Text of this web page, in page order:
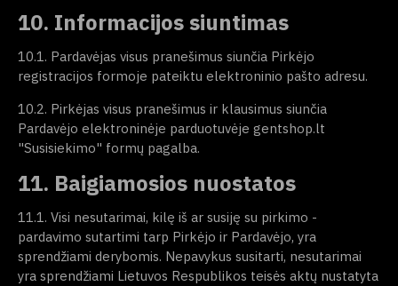
10. Informacijos siuntimas
10.1. Pardavėjas visus pranešimus siunčia Pirkėjo
registracijos formoje pateiktu elektroninio pašto adresu.
10.2. Pirkėjas visus pranešimus ir klausimus siunčia
Pardavėjo elektroninėje parduotuvėje gentshop.lt
"Susisiekimo" formų pagalba.
11. Baigiamosios nuostatos
11.1. Visi nesutarimai, kilę iš ar susiję su pirkimo -
pardavimo sutartimi tarp Pirkėjo ir Pardavėjo, yra
sprendžiami derybomis. Nepavykus susitarti, nesutarimai
yra sprendžiami Lietuvos Respublikos teisės aktų nustatyta